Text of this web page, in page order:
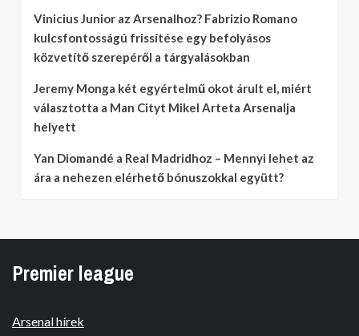
Vinicius Junior az Arsenalhoz? Fabrizio Romano
kulcsfontosságú frissítése egy befolyásos
közvetítő szerepéről a tárgyalásokban
Jeremy Monga két egyértelmű okot árult el, miért
választotta a Man Cityt Mikel Arteta Arsenalja
helyett
Yan Diomandé a Real Madridhoz – Mennyi lehet az
ára a nehezen elérhető bónuszokkal együtt?
Premier league
Arsenal hírek